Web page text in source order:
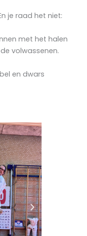
je raad het niet:
met het halen
volwassenen.
en dwars